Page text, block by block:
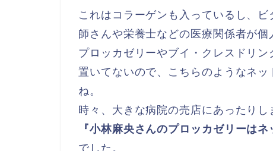
これはコラーゲンも入っているし、
師さんや栄養士などの医療関係者が
プロッカゼリーやブイ・クレスドリ
置いてないので、こちらのようなネ
ね。
時々、大きな病院の売店にあったり
『小林麻央さんのプロッカゼリーは
でした。